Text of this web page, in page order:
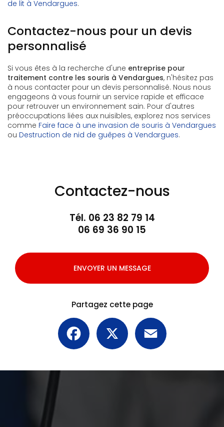
de lit à Vendargues.
Contactez-nous pour un devis
personnalisé
Si vous êtes à la recherche d'une entreprise pour
traitement contre les souris à Vendargues, n'hésitez pas
à nous contacter pour un devis personnalisé. Nous nous
engageons à vous fournir un service rapide et efficace
pour retrouver un environnement sain. Pour d'autres
préoccupations liées aux nuisibles, explorez nos services
comme Faire face à une invasion de souris à Vendargues
ou Destruction de nid de guêpes à Vendargues.
Contactez-nous
Tél. 06 23 82 79 14
06 69 36 90 15
ENVOYER UN MESSAGE
Partagez cette page
Facebook